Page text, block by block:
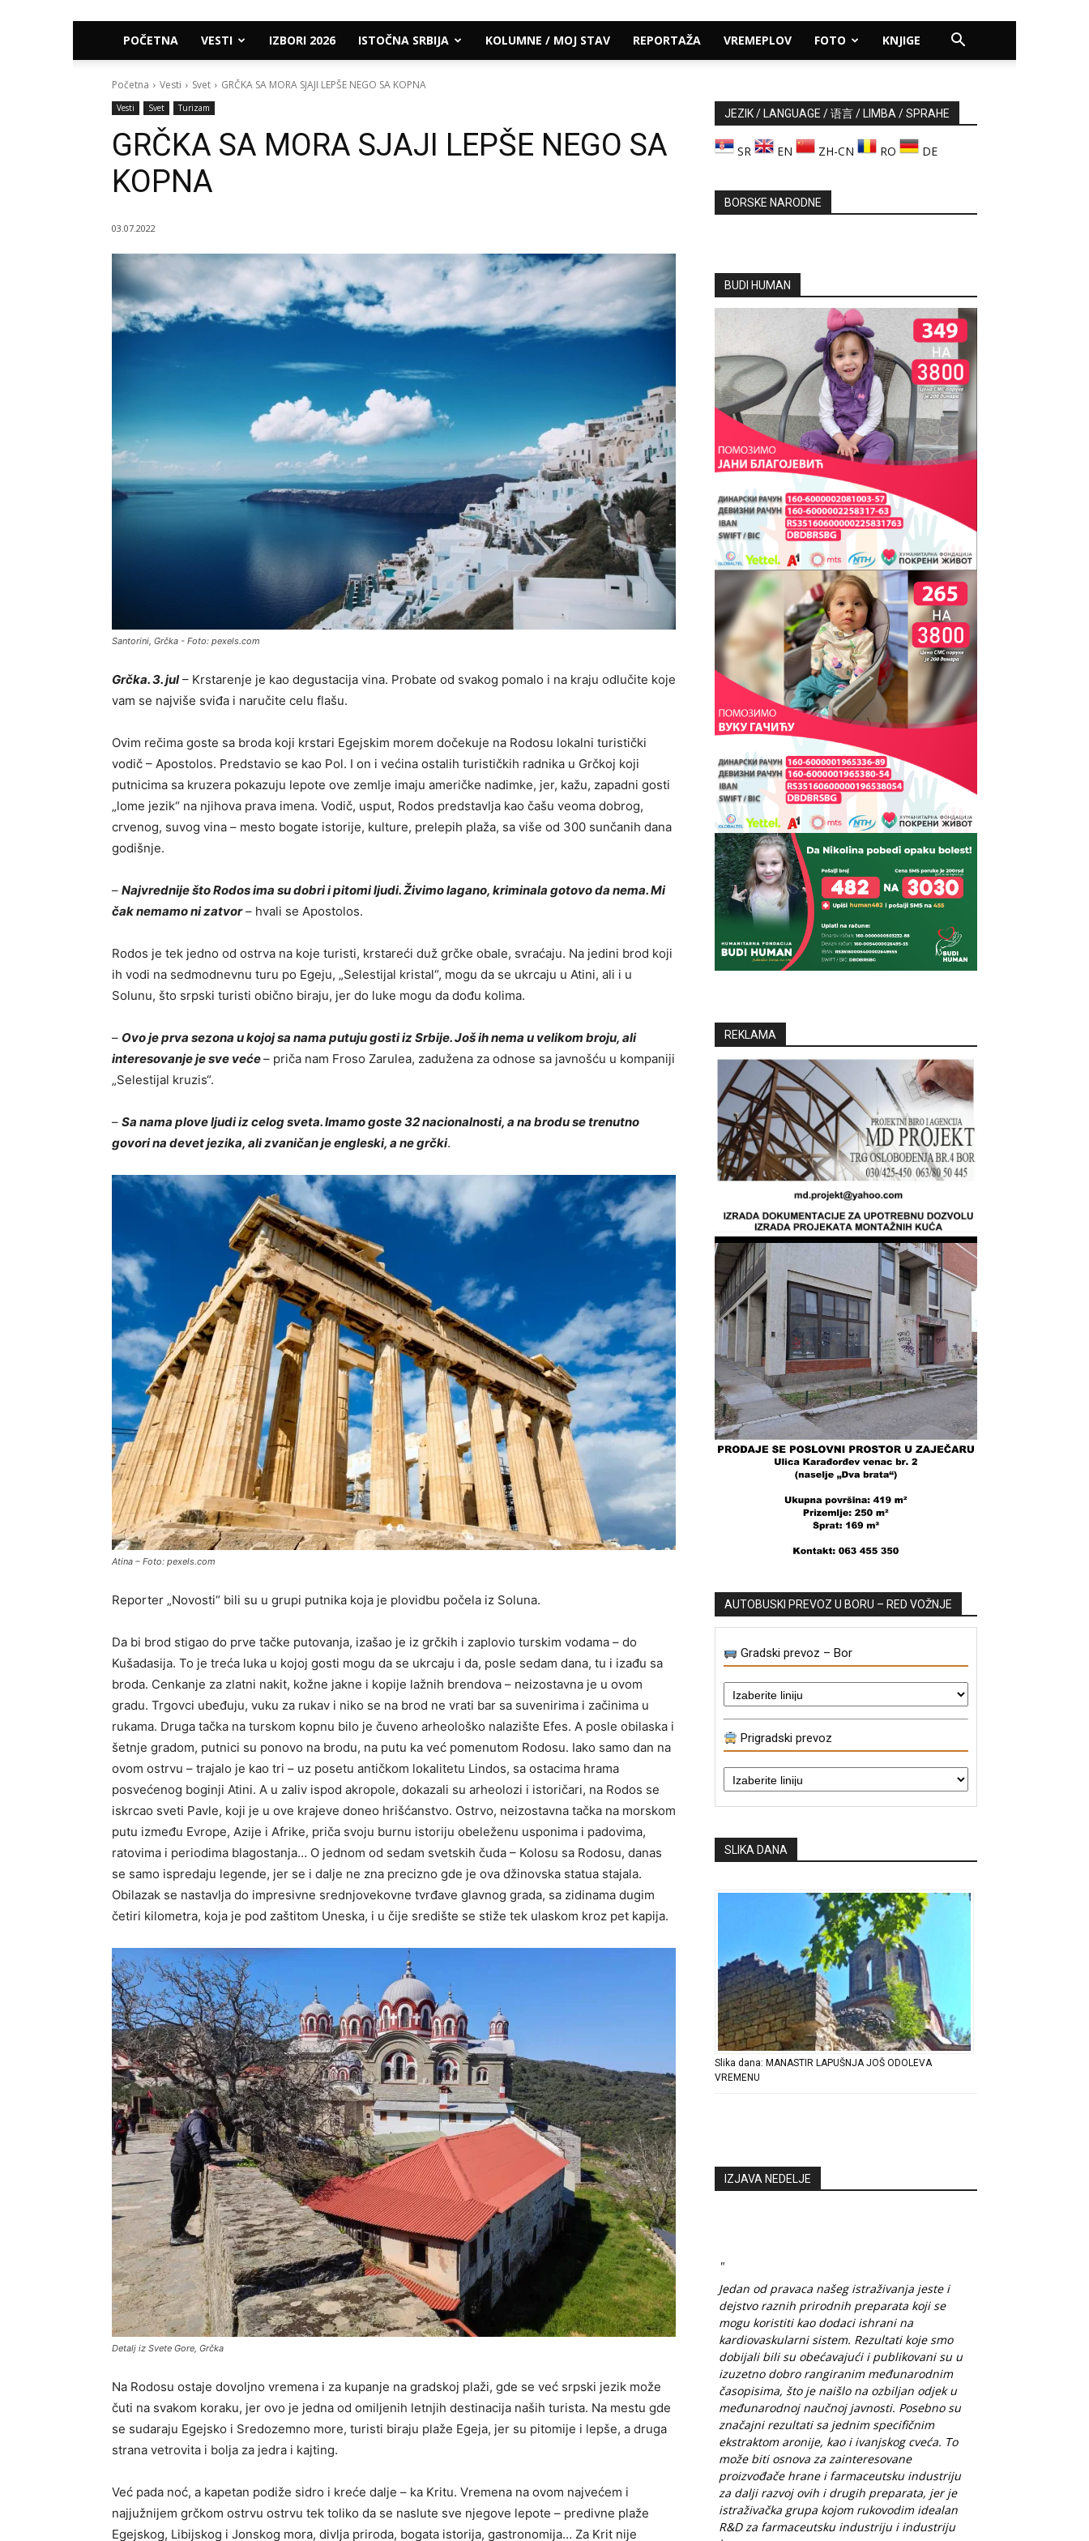
POČETNA VESTI IZBORI 2026 ISTOČNA SRBIJA KOLUMNE / MOJ STAV REPORTAŽA VREMEPLOV FOTO KNJIGE
Početna Vesti Svet GRČKA SA MORA SJAJI LEPŠE NEGO SA KOPNA
Vesti Svet Turizam
GRČKA SA MORA SJAJI LEPŠE NEGO SA
KOPNA
03.07.2022
Santorini, Grčka - Foto: pexels.com
Grčka. 3. jul– Krstarenje je kao degustacija vina. Probate od svakog pomalo i na kraju odlučite koje
vam se najviše sviđa i naručite celu flašu.
Ovim rečima goste sa broda koji krstari Egejskim morem dočekuje na Rodosu lokalni turistički
vodič – Apostolos. Predstavio se kao Pol. I on i većina ostalih turističkih radnika u Grčkoj koji
putnicima sa kruzera pokazuju lepote ove zemlje imaju američke nadimke, jer, kažu, zapadni gosti
„lome jezik“ na njihova prava imena. Vodič, usput, Rodos predstavlja kao čašu veoma dobrog,
crvenog, suvog vina – mesto bogate istorije, kulture, prelepih plaža, sa više od 300 sunčanih dana
godišnje.
– Najvrednije što Rodos ima su dobri i pitomi ljudi. Živimo lagano, kriminala gotovo da nema. Mi
čak nemamo ni zatvor– hvali se Apostolos.
Rodos je tek jedno od ostrva na koje turisti, krstareći duž grčke obale, svraćaju. Na jedini brod koji
ih vodi na sedmodnevnu turu po Egeju, „Selestijal kristal“, mogu da se ukrcaju u Atini, ali i u
Solunu, što srpski turisti obično biraju, jer do luke mogu da dođu kolima.
– Ovo je prva sezona u kojoj sa nama putuju gosti iz Srbije. Još ih nema u velikom broju, ali
interesovanje je sve veće– priča nam Froso Zarulea, zadužena za odnose sa javnošću u kompaniji
„Selestijal kruzis“.
– Sa nama plove ljudi iz celog sveta. Imamo goste 32 nacionalnosti, a na brodu se trenutno
govori na devet jezika, ali zvaničan je engleski, a ne grčki.
Atina – Foto: pexels.com
Reporter „Novosti“ bili su u grupi putnika koja je plovidbu počela iz Soluna.
Da bi brod stigao do prve tačke putovanja, izašao je iz grčkih i zaplovio turskim vodama – do
Kušadasija. To je treća luka u kojoj gosti mogu da se ukrcaju i da, posle sedam dana, tu i izađu sa
broda. Cenkanje za zlatni nakit, kožne jakne i kopije lažnih brendova – neizostavna je u ovom
gradu. Trgovci ubeđuju, vuku za rukav i niko se na brod ne vrati bar sa suvenirima i začinima u
rukama. Druga tačka na turskom kopnu bilo je čuveno arheološko nalazište Efes. A posle obilaska i
šetnje gradom, putnici su ponovo na brodu, na putu ka već pomenutom Rodosu. Iako samo dan na
ovom ostrvu – trajalo je kao tri – uz posetu antičkom lokalitetu Lindos, sa ostacima hrama
posvećenog boginji Atini. A u zaliv ispod akropole, dokazali su arheolozi i istoričari, na Rodos se
iskrcao sveti Pavle, koji je u ove krajeve doneo hrišćanstvo. Ostrvo, neizostavna tačka na morskom
putu između Evrope, Azije i Afrike, priča svoju burnu istoriju obeleženu usponima i padovima,
ratovima i periodima blagostanja… O jednom od sedam svetskih čuda – Kolosu sa Rodosu, danas
se samo ispredaju legende, jer se i dalje ne zna precizno gde je ova džinovska statua stajala.
Obilazak se nastavlja do impresivne srednjovekovne tvrđave glavnog grada, sa zidinama dugim
četiri kilometra, koja je pod zaštitom Uneska, i u čije središte se stiže tek ulaskom kroz pet kapija.
Detalj iz Svete Gore, Grčka
Na Rodosu ostaje dovoljno vremena i za kupanje na gradskoj plaži, gde se već srpski jezik može
čuti na svakom koraku, jer ovo je jedna od omiljenih letnjih destinacija naših turista. Na mestu gde
se sudaraju Egejsko i Sredozemno more, turisti biraju plaže Egeja, jer su pitomije i lepše, a druga
strana vetrovita i bolja za jedra i kajting.
Već pada noć, a kapetan podiže sidro i kreće dalje – ka Kritu. Vremena na ovom najvećem i
najjužnijem grčkom ostrvu ostrvu tek toliko da se naslute sve njegove lepote – predivne plaže
Egejskog, Libijskog i Jonskog mora, divlja priroda, bogata istorija, gastronomija… Za Krit nije
JEZIK / LANGUAGE / 语言 / LIMBA / SPRAHE
SR EN ZH-CN RO DE
BORSKE NARODNE
BUDI HUMAN
REKLAMA
AUTOBUSKI PREVOZ U BORU – RED VOŽNJE
Gradski prevoz – Bor
Prigradski prevoz
SLIKA DANA
Slika dana: MANASTIR LAPUŠNJA JOŠ ODOLEVA
VREMENU
IZJAVA NEDELJE
"
Jedan od pravaca našeg istraživanja jeste i
dejstvo raznih prirodnih preparata koji se
mogu koristiti kao dodaci ishrani na
kardiovaskularni sistem. Rezultati koje smo
dobijali bili su obećavajući i publikovani su u
izuzetno dobro rangiranim međunarodnim
časopisima, što je naišlo na ozbiljan odjek u
međunarodnoj naučnoj javnosti. Posebno su
značajni rezultati sa jednim specifičnim
ekstraktom aronije, kao i ivanjskog cveća. To
može biti osnova za zainteresovane
proizvođače hrane i farmaceutsku industriju
za dalji razvoj ovih i drugih preparata, jer je
istraživačka grupa kojom rukovodim idealan
R&D za farmaceutsku industriju i industriju